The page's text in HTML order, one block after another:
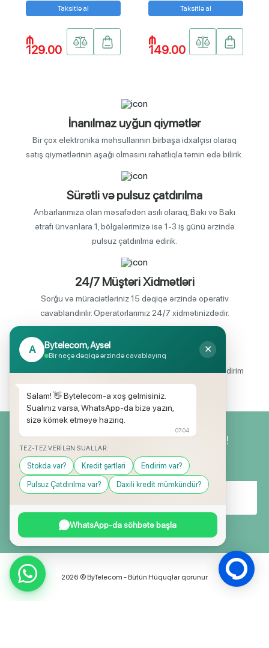
Taksitlə al
₼
129.00
Taksitlə al
₼
149.00
İnanılmaz uyğun qiymətlər
Bir çox elektronika məhsullarının birbaşa idxalçısı olaraq
satış qiymətlərinin aşağı olmasını rahatlıqla təmin edə bilirik.
Sürətli və pulsuz çatdırılma
Anbarlarımıza olan məsafədən asılı olaraq, Bakı və Bakı
ətrafı ünvanlara 1, bölgələrimizə isə 1-3 iş günü ərzində
pulsuz çatdırılma edirik.
24/7 Müştəri Xidmətləri
Sorğu və müraciətləriniz 15 dəqiqə ərzində operativ
cavablandırılır. Operatorlarımız 24/7 xidmətinizdədir.
Endirimli məhsul seçimi
Mağazalarımızda mütəmadi olaraq, yüksək məbləğli endirim
və hədiyyə kampaniyaları keçirilir.
Yeniliklərimizdən ilk siz xəbərdar olun!
2026 © ByTelecom - Bütün Hüquqlar qorunur
A Bytelecom, Aysel
Bir neçə dəqiqə ərzində cavablayırıq
✕
Salam! 👋 Bytelecom-a xoş gəlmisiniz.
Sualınız varsa, WhatsApp-da bizə yazın,
sizə kömək etməyə hazırıq.
07:04
TEZ-TEZ VERILƏN SUALLAR:
Stokda var? Kredit şərtləri Endirim var?
Pulsuz Çatdırılma var? Daxili kredit mümkündür?
WhatsApp-da söhbətə başla